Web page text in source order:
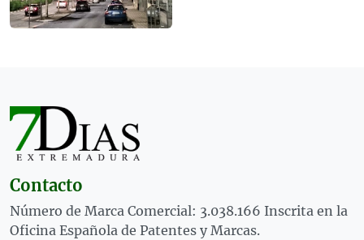
Contacto
Número de Marca Comercial: 3.038.166 Inscrita en la
Oficina Española de Patentes y Marcas.